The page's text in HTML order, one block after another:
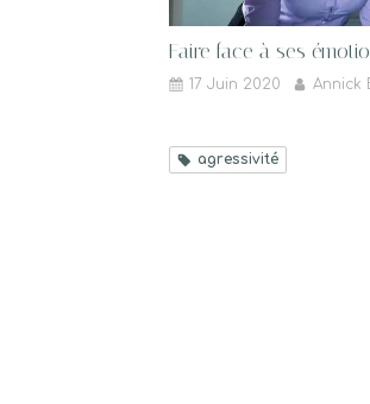
Faire face à ses
17 Juin 2020 Annick
agressivité